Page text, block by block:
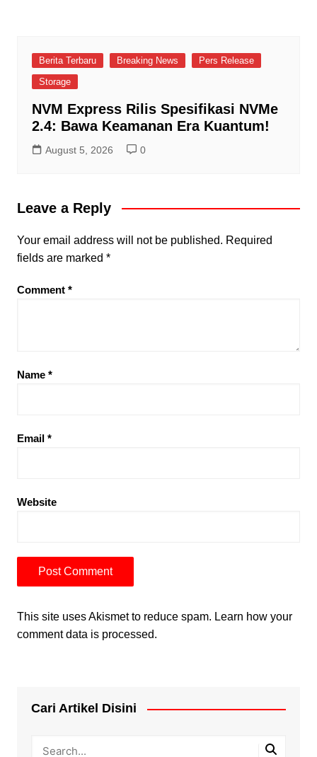
Berita Terbaru Breaking News
Pers Release
Storage
NVM Express Rilis Spesifikasi NVMe
2.4: Bawa Keamanan Era Kuantum!
August 5, 2026 0
Leave a Reply
Your email address will not be published. Required
fields are marked *
Comment *
Name *
Email *
Website
This site uses Akismet to reduce spam. Learn how your
comment data is processed.
Cari Artikel Disini